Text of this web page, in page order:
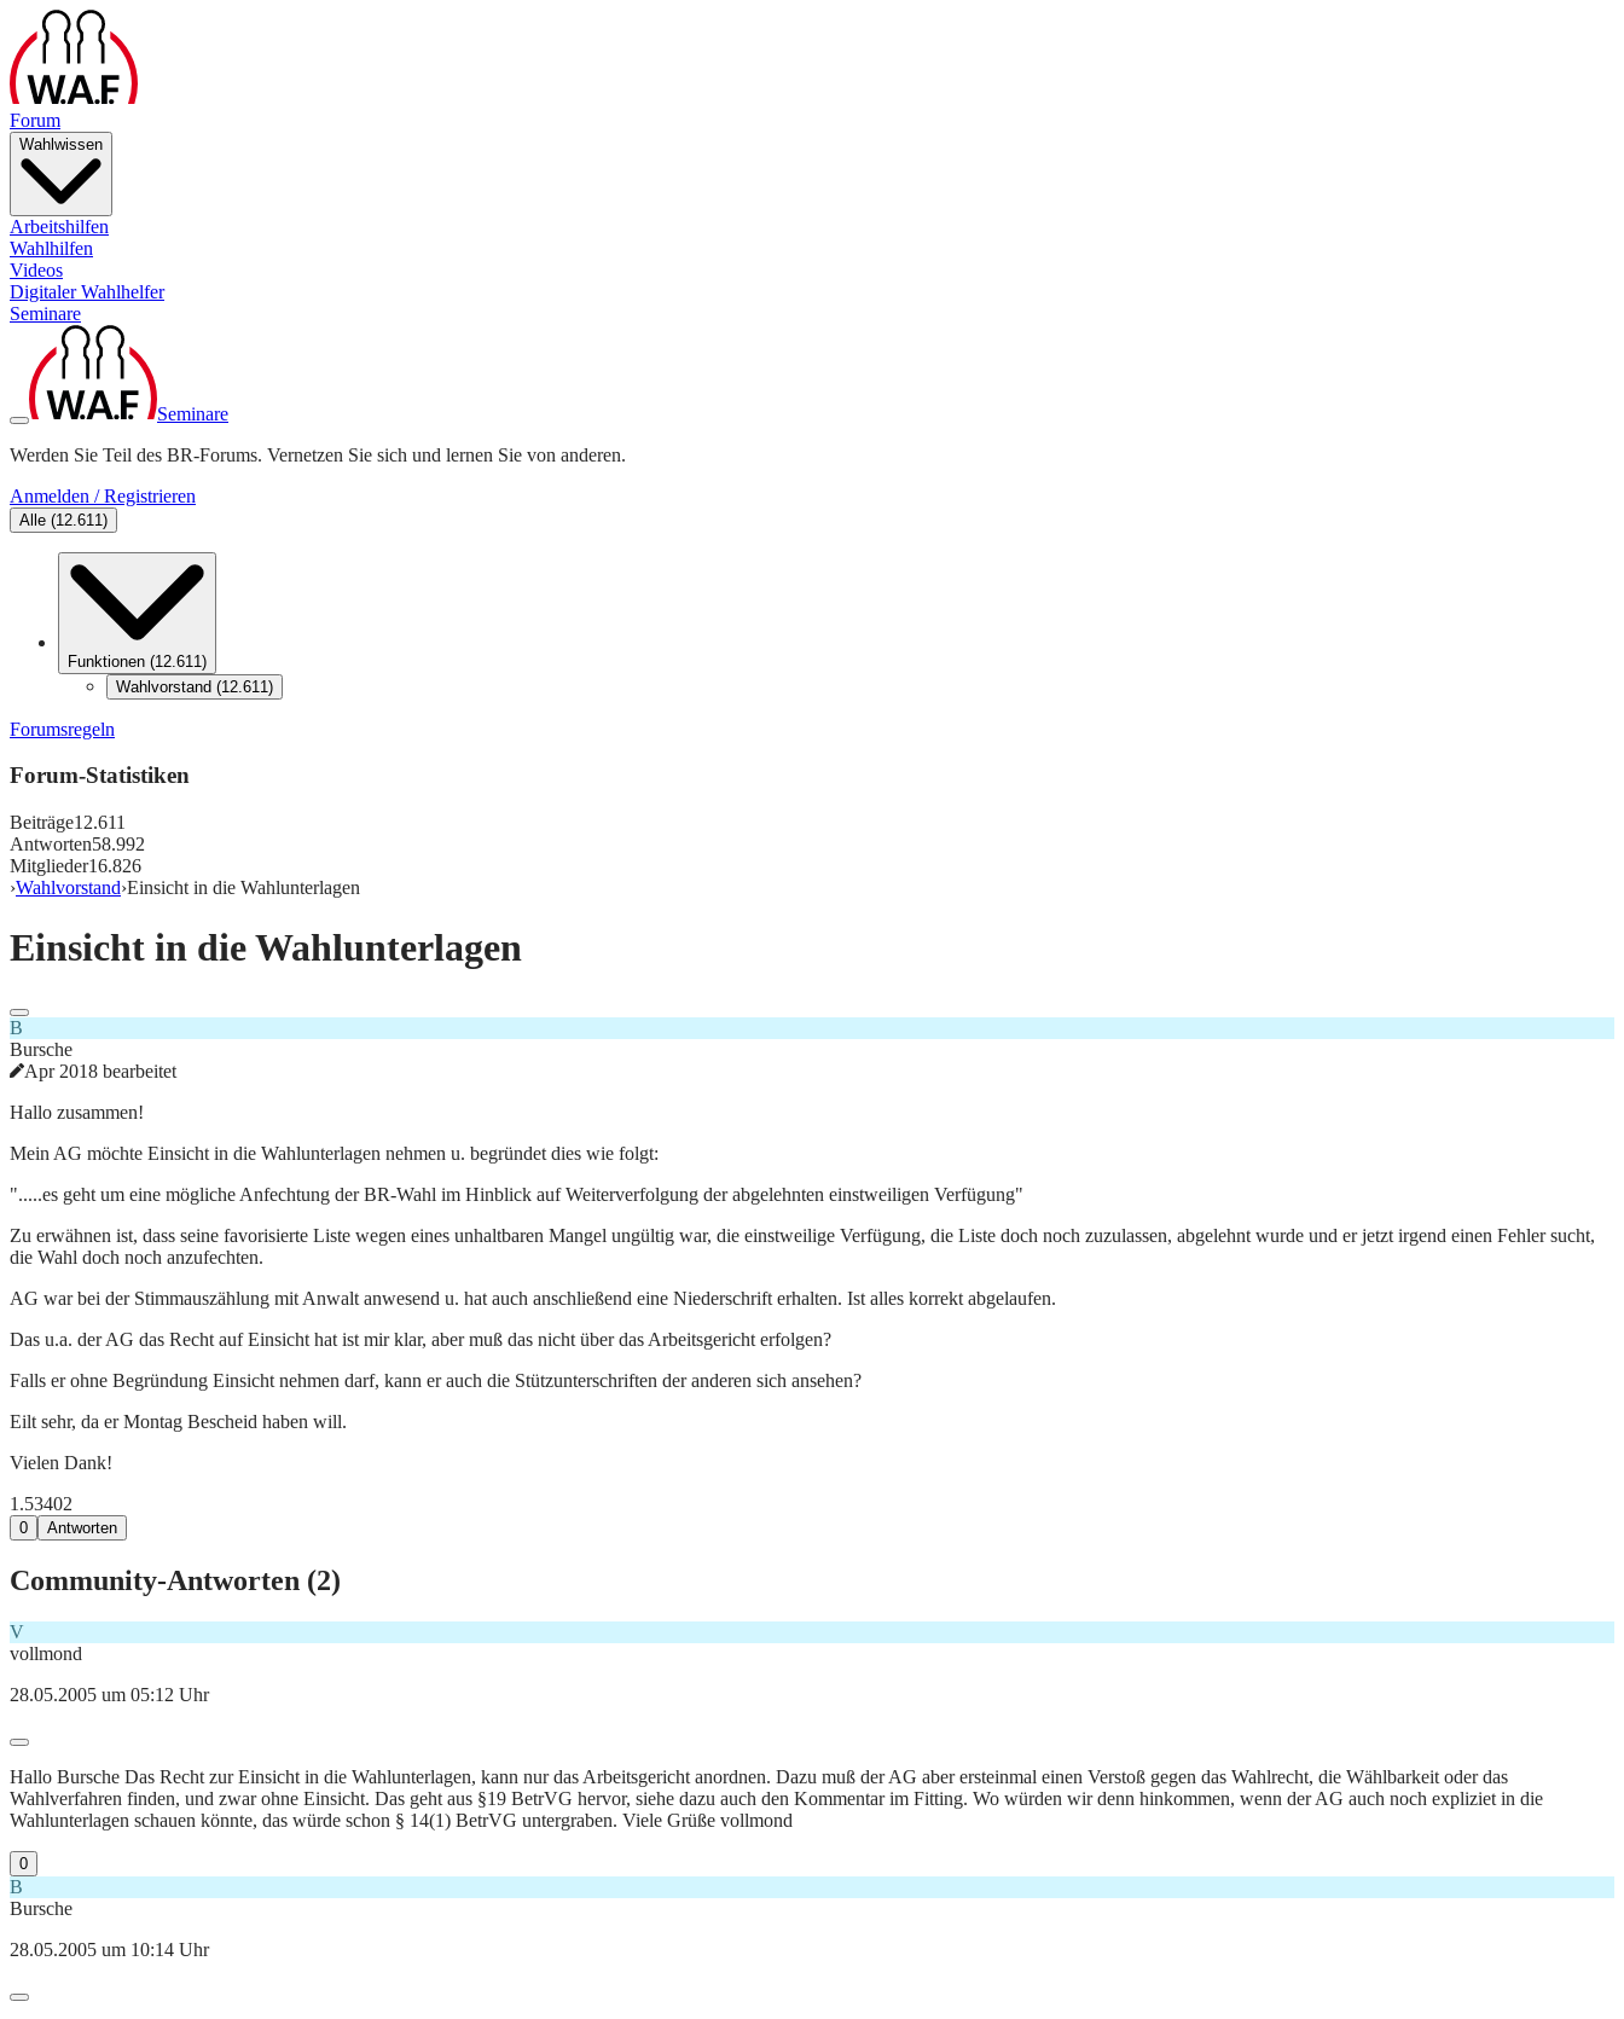
Forum
Wahlwissen
Arbeitshilfen
Wahlhilfen
Videos
Digitaler Wahlhelfer
Seminare
Seminare
Werden Sie Teil des BR-Forums. Vernetzen Sie sich und lernen Sie von anderen.
Anmelden / Registrieren
Alle (12.611)
Funktionen (12.611)
Wahlvorstand (12.611)
Forumsregeln
Forum-Statistiken
Beiträge12.611
Antworten58.992
Mitglieder16.826
›Wahlvorstand›Einsicht in die Wahlunterlagen
Einsicht in die Wahlunterlagen
B
Bursche
Apr 2018 bearbeitet
Hallo zusammen!
Mein AG möchte Einsicht in die Wahlunterlagen nehmen u. begründet dies wie folgt:
".....es geht um eine mögliche Anfechtung der BR-Wahl im Hinblick auf Weiterverfolgung der abgelehnten einstweiligen Verfügung"
Zu erwähnen ist, dass seine favorisierte Liste wegen eines unhaltbaren Mangel ungültig war, die einstweilige Verfügung, die Liste doch noch zuzulassen, abgelehnt wurde und er jetzt irgend einen Fehler sucht,
die Wahl doch noch anzufechten.
AG war bei der Stimmauszählung mit Anwalt anwesend u. hat auch anschließend eine Niederschrift erhalten. Ist alles korrekt abgelaufen.
Das u.a. der AG das Recht auf Einsicht hat ist mir klar, aber muß das nicht über das Arbeitsgericht erfolgen?
Falls er ohne Begründung Einsicht nehmen darf, kann er auch die Stützunterschriften der anderen sich ansehen?
Eilt sehr, da er Montag Bescheid haben will.
Vielen Dank!
1.53402
0 Antworten
Community-Antworten (2)
V
vollmond
28.05.2005 um 05:12 Uhr
Hallo Bursche Das Recht zur Einsicht in die Wahlunterlagen, kann nur das Arbeitsgericht anordnen. Dazu muß der AG aber ersteinmal einen Verstoß gegen das Wahlrecht, die Wählbarkeit oder das
Wahlverfahren finden, und zwar ohne Einsicht. Das geht aus §19 BetrVG hervor, siehe dazu auch den Kommentar im Fitting. Wo würden wir denn hinkommen, wenn der AG auch noch expliziet in die
Wahlunterlagen schauen könnte, das würde schon § 14(1) BetrVG untergraben. Viele Grüße vollmond
0
B
Bursche
28.05.2005 um 10:14 Uhr